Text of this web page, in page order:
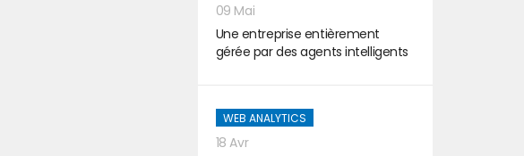
09 Mai
Une entreprise entièrement
gérée par des agents intelligents
WEB ANALYTICS
18 Avr